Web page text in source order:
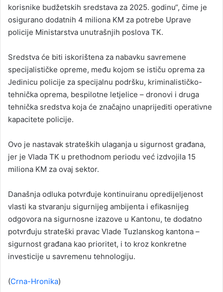
a
i
l
korisnike budžetskih sredstava za 2025. godinu“, čime je
osigurano dodatnih 4 miliona KM za potrebe Uprave
policije Ministarstva unutrašnjih poslova TK.
Sredstva će biti iskorištena za nabavku savremene
specijalističke opreme, među kojom se ističu oprema za
Jedinicu policije za specijalnu podršku, kriminalističko-
tehnička oprema, bespilotne letjelice – dronovi i druga
tehnička sredstva koja će značajno unaprijediti operativne
kapacitete policije.
Ovo je nastavak strateških ulaganja u sigurnost građana,
jer je Vlada TK u prethodnom periodu već izdvojila 15
miliona KM za ovaj sektor.
Današnja odluka potvrđuje kontinuiranu opredijeljenost
vlasti ka stvaranju sigurnijeg ambijenta i efikasnijeg
odgovora na sigurnosne izazove u Kantonu, te dodatno
potvrđuju strateški pravac Vlade Tuzlanskog kantona –
sigurnost građana kao prioritet, i to kroz konkretne
investicije u savremenu tehnologiju.
(Crna-Hronika)